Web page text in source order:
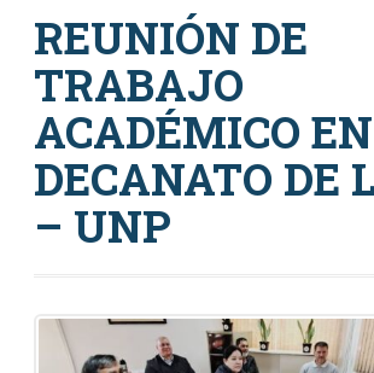
REUNIÓN DE
TRABAJO
ACADÉMICO
DECANATO DE
– UNP